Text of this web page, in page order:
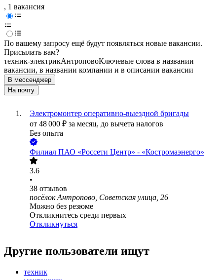
, 1 вакансия
По вашему запросу ещё будут появляться новые вакансии.
Присылать вам?
техник-электрикАнтроповоКлючевые слова в названии
вакансии, в названии компании и в описании вакансии
В мессенджер
На почту
Электромонтер оперативно-выездной бригады
от 48 000 ₽ за месяц, до вычета налогов
Без опыта
Филиал ПАО «Россети Центр» - «Костромаэнерго»
3.6
•
38 отзывов
посёлок Антропово, Советская улица, 26
Можно без резюме
Откликнитесь среди первых
Откликнуться
Другие пользователи ищут
техник